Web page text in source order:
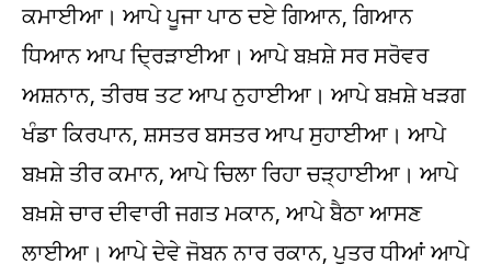
ਕਮਾਈਆ। ਆਪੇ ਪੂਜਾ ਪਾਠ ਦਏ ਗਿਆਨ, ਗਿਆਨ
ਧਿਆਨ ਆਪ ਦ੍ਰਿੜਾਈਆ। ਆਪੇ ਬਖ਼ਸ਼ੇ ਸਰ ਸਰੋਵਰ
ਅਸ਼ਨਾਨ, ਤੀਰਥ ਤਟ ਆਪ ਨੁਹਾਈਆ। ਆਪੇ ਬਖ਼ਸ਼ੇ ਖੜਗ
ਖੰਡਾ ਕਿਰਪਾਨ, ਸ਼ਸਤਰ ਬਸਤਰ ਆਪ ਸੁਹਾਈਆ। ਆਪੇ
ਬਖ਼ਸ਼ੇ ਤੀਰ ਕਮਾਨ, ਆਪੇ ਚਿਲਾ ਰਿਹਾ ਚੜ੍ਹਾਈਆ। ਆਪੇ
ਬਖ਼ਸ਼ੇ ਚਾਰ ਦੀਵਾਰੀ ਜਗਤ ਮਕਾਨ, ਆਪੇ ਬੈਠਾ ਆਸਣ
ਲਾਈਆ। ਆਪੇ ਦੇਵੇ ਜੋਬਨ ਨਾਰ ਰਕਾਨ, ਪੁਤਰ ਧੀਆਂ ਆਪੇ